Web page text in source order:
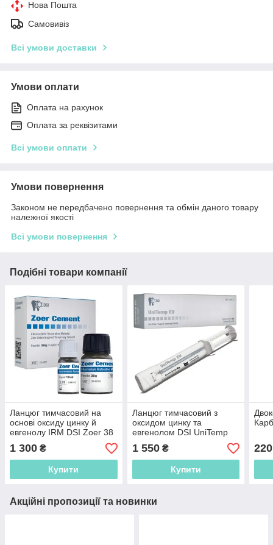
Нова Пошта
Самовивіз
Всі умови доставки
Умови оплати
Оплата на рахунок
Оплата за реквізитами
Всі умови оплати
Умови повернення
Законом не передбачено повернення та обмін даного товару
належної якості
Всі умови повернення
Подібні товари компанії
Ланцюг тимчасовий на
основі оксиду цинку й
евгенолу IRM DSI Zoer 38
г + 12 мл
1 300 ₴
Купити
Ланцюг тимчасовий з
оксидом цинку та
евгенолом DSI UniTemp
EU 8 г.
1 550₴
Купити
220
Акційні пропозиції та новинки